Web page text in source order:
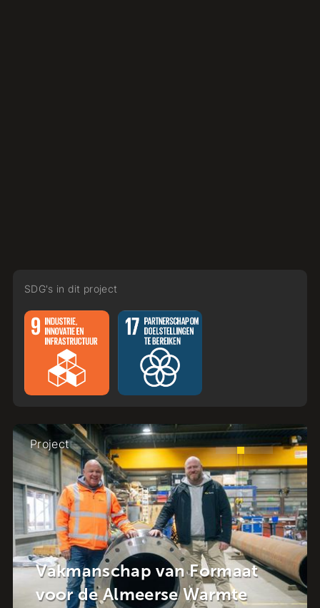
SDG's in dit project
Project
Formaat
Warmte
Krachstroom in
Energietransitie
van Raalte